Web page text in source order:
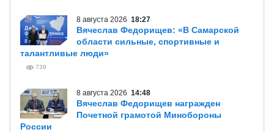
8 августа 2026 18:27
Вячеслав Федорищев: «В Самарской
области сильные, спортивные и
талантливые люди»
739
8 августа 2026 14:48
Вячеслав Федорищев награжден
Почетной грамотой Минобороны
России